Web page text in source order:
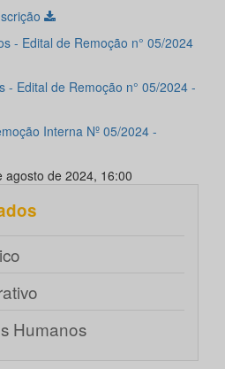
- Edital de Remoção n° 05/2024
- Edital de Remoção n° 05/2024 -
Interna Nº 05/2024 -
agosto de 2024, 16:00
Humanos